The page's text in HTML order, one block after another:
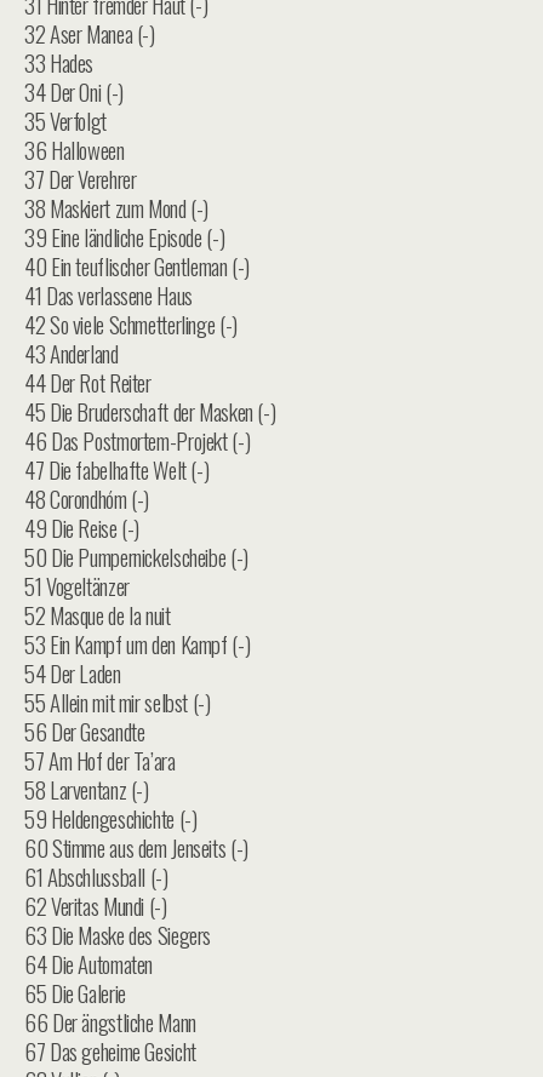
32 Aser Manea (-)
33 Hades
34 Der Oni (-)
35 Verfolgt
36 Halloween
37 Der Verehrer
38 Maskiert zum Mond (-)
39 Eine ländliche Episode (-)
40 Ein teuflischer Gentleman (-)
41 Das verlassene Haus
42 So viele Schmetterlinge (-)
43 Anderland
44 Der Rot Reiter
45 Die Bruderschaft der Masken (-)
46 Das Postmortem-Projekt (-)
47 Die fabelhafte Welt (-)
48 Corondhóm (-)
49 Die Reise (-)
50 Die Pumpernickelscheibe (-)
51 Vogeltänzer
52 Masque de la nuit
53 Ein Kampf um den Kampf (-)
54 Der Laden
55 Allein mit mir selbst (-)
56 Der Gesandte
57 Am Hof der Ta’ara
58 Larventanz (-)
59 Heldengeschichte (-)
60 Stimme aus dem Jenseits (-)
61 Abschlussball (-)
62 Veritas Mundi (-)
63 Die Maske des Siegers
64 Die Automaten
65 Die Galerie
66 Der ängstliche Mann
67 Das geheime Gesicht